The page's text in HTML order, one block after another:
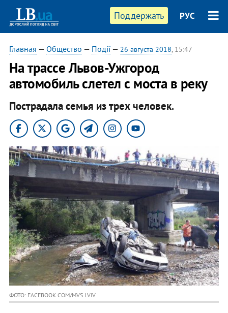
Поддержать РУС
Главная — Общество — Події— 26 августа 2018, 15:47
На трассе Львов-Ужгород
автомобиль слетел с моста в реку
Пострадала семья из трех человек.
ФОТО: FACEBOOK.COM/MVS.LVIV